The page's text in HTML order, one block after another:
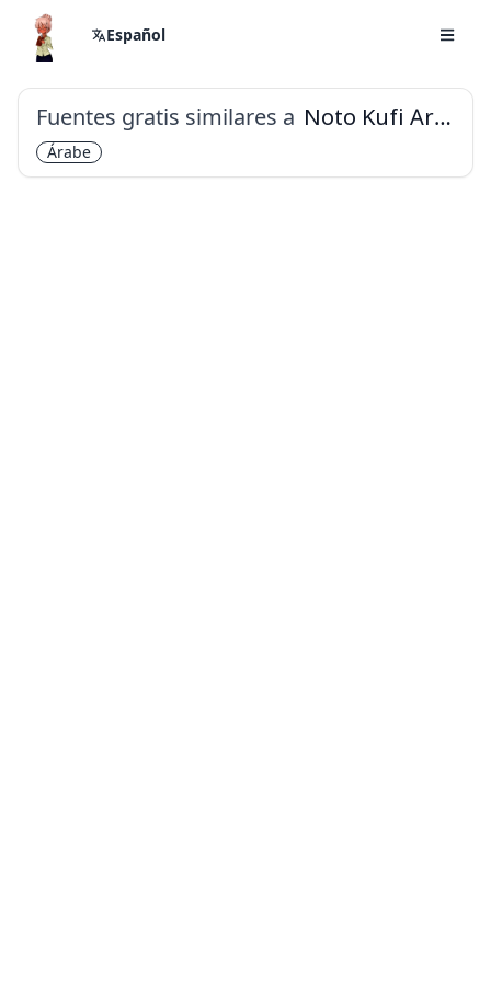
Español
Fuentes gratis similares a Noto Kufi Arabic
Árabe